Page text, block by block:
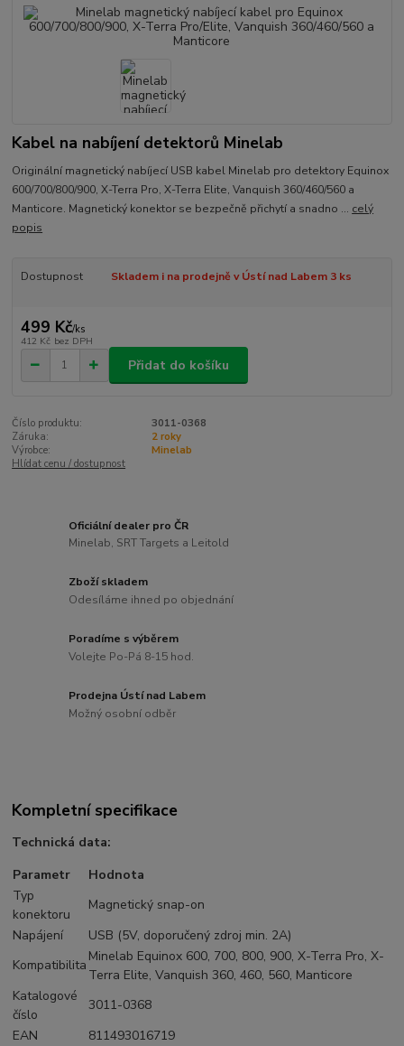
Kabel na nabíjení detektorů Minelab
Originální magnetický nabíjecí USB kabel Minelab pro detektory Equinox
600/700/800/900, X-Terra Pro, X-Terra Elite, Vanquish 360/460/560 a
Manticore. Magnetický konektor se bezpečně přichytí a snadno ... celý
popis
Dostupnost Skladem i na prodejně v Ústí nad Labem 3 ks
499 Kč/ks
412 Kč bez DPH
Přidat do košíku
Číslo produktu:
3011-0368
Záruka:
2 roky
Výrobce:
Minelab
Hlídat cenu / dostupnost
Oficiální dealer pro ČR
Minelab, SRT Targets a Leitold
Zboží skladem
Odesíláme ihned po objednání
Poradíme s výběrem
Volejte Po-Pá 8-15 hod.
Prodejna Ústí nad Labem
Možný osobní odběr
Kompletní specifikace
Technická data:
Parametr
Hodnota
Typ
konektoru
Magnetický snap-on
Napájení
USB (5V, doporučený zdroj min. 2A)
Kompatibilita
Minelab Equinox 600, 700, 800, 900, X-Terra Pro, X-
Terra Elite, Vanquish 360, 460, 560, Manticore
Katalogové
číslo
3011-0368
EAN
811493016719